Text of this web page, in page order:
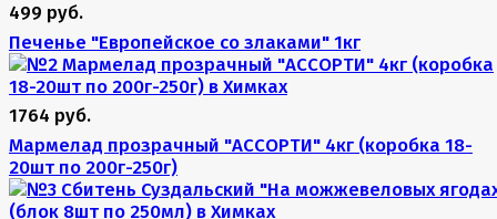
499 руб.
Печенье "Европейское со злаками" 1кг
1764 руб.
Мармелад прозрачный "АССОРТИ" 4кг (коробка 18-
20шт по 200г-250г)